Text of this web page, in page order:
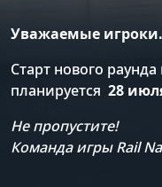
Уважаемые игроки.
Старт нового
планируется 28
Не пропустите!
Команда игры Rail